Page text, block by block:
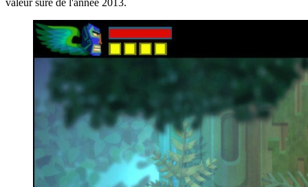
valeur sûre de l'année 2013.